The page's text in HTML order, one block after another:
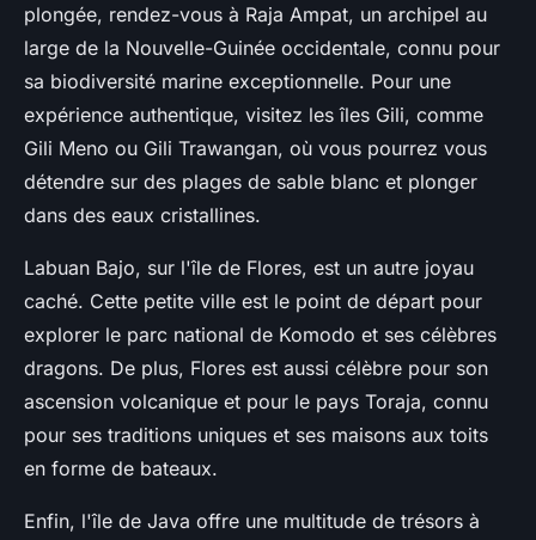
plongée, rendez-vous à Raja Ampat, un archipel au
large de la Nouvelle-Guinée occidentale, connu pour
sa biodiversité marine exceptionnelle. Pour une
expérience authentique, visitez les îles Gili, comme
Gili Meno ou Gili Trawangan, où vous pourrez vous
détendre sur des plages de sable blanc et plonger
dans des eaux cristallines.
Labuan Bajo, sur l'île de Flores, est un autre joyau
caché. Cette petite ville est le point de départ pour
explorer le parc national de Komodo et ses célèbres
dragons. De plus, Flores est aussi célèbre pour son
ascension volcanique et pour le pays Toraja, connu
pour ses traditions uniques et ses maisons aux toits
en forme de bateaux.
Enfin, l'île de Java offre une multitude de trésors à